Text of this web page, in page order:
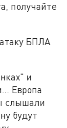
получайте
БПЛА
и
Европа
слышали
будут